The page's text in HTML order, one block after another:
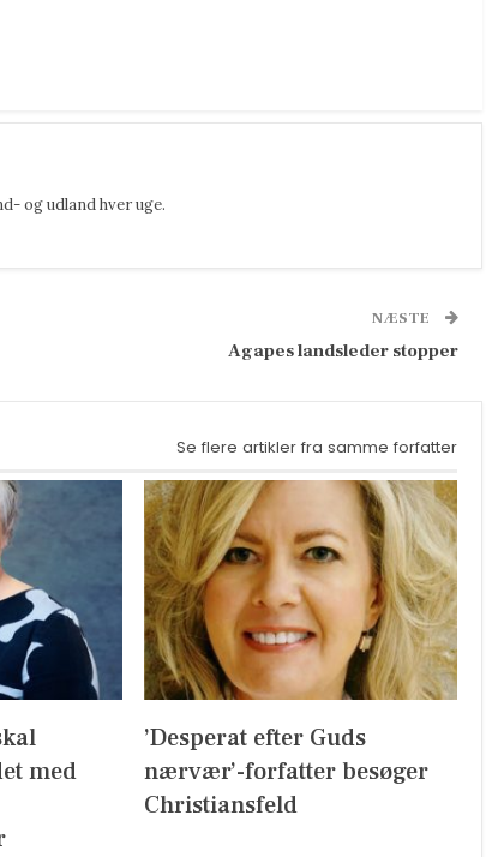
og udland hver uge.
NÆSTE
Agapes landsleder stopper
Se flere artikler fra samme forfatter
med
’Desperat efter Guds
nærvær’-forfatter besøger
Christiansfeld